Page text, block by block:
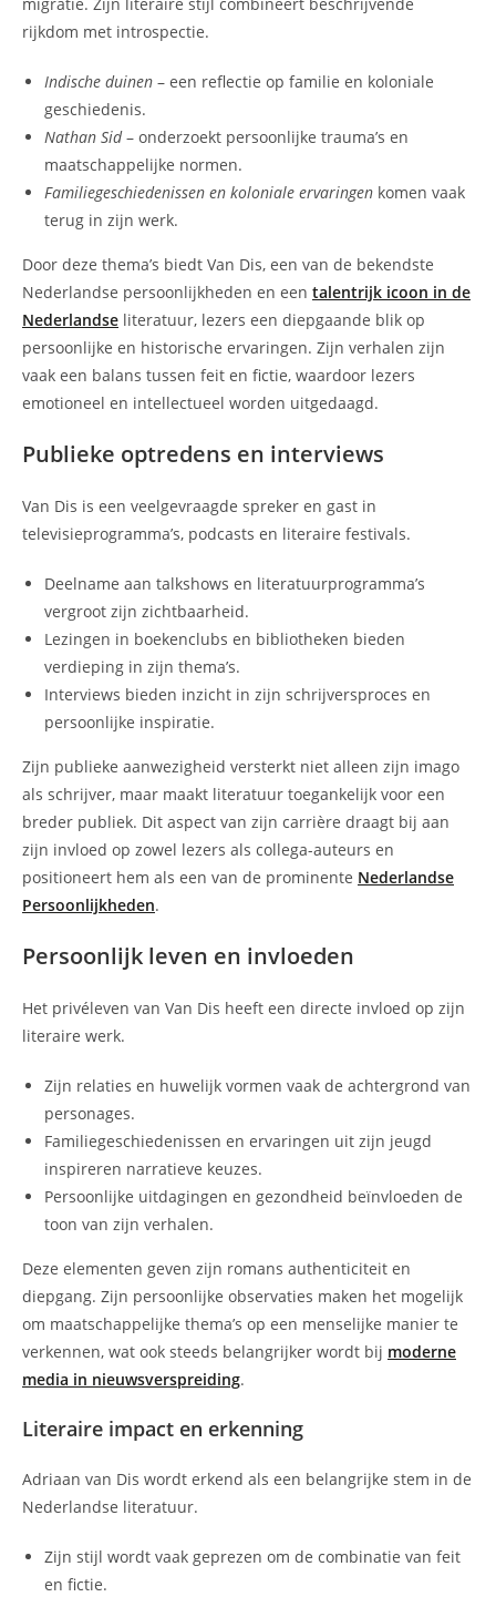
migratie. Zijn literaire stijl combineert beschrijvende
rijkdom met introspectie.
Indische duinen – een reflectie op familie en koloniale
geschiedenis.
Nathan Sid– onderzoekt persoonlijke trauma’s en
maatschappelijke normen.
Familiegeschiedenissen en koloniale ervaringen komen vaak
terug in zijn werk.
Door deze thema’s biedt Van Dis, een van de bekendste
Nederlandse persoonlijkheden en een talentrijk icoon in de
Nederlandse literatuur, lezers een diepgaande blik op
persoonlijke en historische ervaringen. Zijn verhalen zijn
vaak een balans tussen feit en fictie, waardoor lezers
emotioneel en intellectueel worden uitgedaagd.
Publieke optredens en interviews
Van Dis is een veelgevraagde spreker en gast in
televisieprogramma’s, podcasts en literaire festivals.
Deelname aan talkshows en literatuurprogramma’s
vergroot zijn zichtbaarheid.
Lezingen in boekenclubs en bibliotheken bieden
verdieping in zijn thema’s.
Interviews bieden inzicht in zijn schrijversproces en
persoonlijke inspiratie.
Zijn publieke aanwezigheid versterkt niet alleen zijn imago
als schrijver, maar maakt literatuur toegankelijk voor een
breder publiek. Dit aspect van zijn carrière draagt bij aan
zijn invloed op zowel lezers als collega-auteurs en
positioneert hem als een van de prominente Nederlandse
Persoonlijkheden.
Persoonlijk leven en invloeden
Het privéleven van Van Dis heeft een directe invloed op zijn
literaire werk.
Zijn relaties en huwelijk vormen vaak de achtergrond van
personages.
Familiegeschiedenissen en ervaringen uit zijn jeugd
inspireren narratieve keuzes.
Persoonlijke uitdagingen en gezondheid beïnvloeden de
toon van zijn verhalen.
Deze elementen geven zijn romans authenticiteit en
diepgang. Zijn persoonlijke observaties maken het mogelijk
om maatschappelijke thema’s op een menselijke manier te
verkennen, wat ook steeds belangrijker wordt bij moderne
media in nieuwsverspreiding.
Literaire impact en erkenning
Adriaan van Dis wordt erkend als een belangrijke stem in de
Nederlandse literatuur.
Zijn stijl wordt vaak geprezen om de combinatie van feit
en fictie.